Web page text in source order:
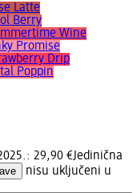
Latte
Berry
Wine
Promise
Drip
Poppin
29,90 €Jedinična
nisu uključeni u